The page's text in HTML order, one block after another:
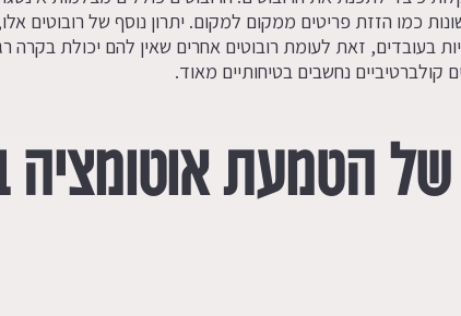
כמו הזזת פריטים ממקום למקום. יתרון נוסף של רובוטים
בעובדים, זאת לעומת רובוטים אחרים שאין להם יכולת בקרה
קולברטיביים נחשבים בטיחותיים מאוד.
של הטמעת אוטומציה